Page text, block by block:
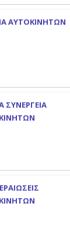
ΑΥΤΟΚΙΝΗΤΩΝ
ΣΥΝΕΡΓΕΙΑ